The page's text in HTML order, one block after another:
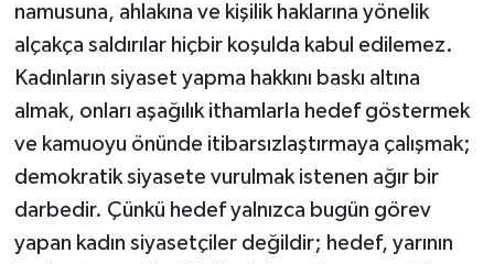
namusuna, ahlakına ve kişilik haklarına yönelik
alçakça saldırılar hiçbir koşulda kabul edilemez.
Kadınların siyaset yapma hakkını baskı altına
almak, onları aşağılık ithamlarla hedef göstermek
ve kamuoyu önünde itibarsızlaştırmaya çalışmak;
demokratik siyasete vurulmak istenen ağır bir
darbedir. Çünkü hedef yalnızca bugün görev
yapan kadın siyasetçiler değildir; hedef, yarının